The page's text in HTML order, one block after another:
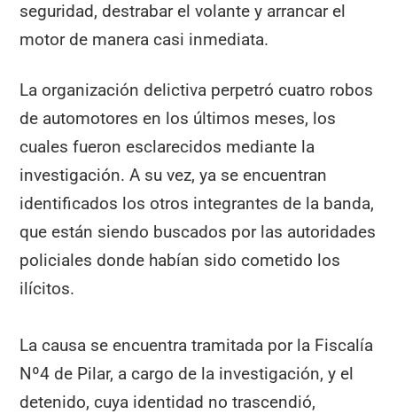
seguridad, destrabar el volante y arrancar el
motor de manera casi inmediata.
La organización delictiva perpetró cuatro robos
de automotores en los últimos meses, los
cuales fueron esclarecidos mediante la
investigación. A su vez, ya se encuentran
identificados los otros integrantes de la banda,
que están siendo buscados por las autoridades
policiales donde habían sido cometido los
ilícitos.
La causa se encuentra tramitada por la Fiscalía
Nº4 de Pilar, a cargo de la investigación, y el
detenido, cuya identidad no trascendió,